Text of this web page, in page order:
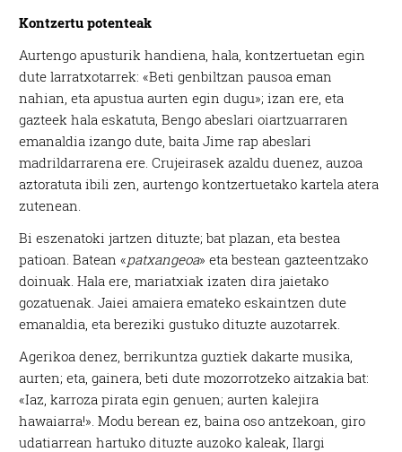
Kontzertu potenteak
Aurtengo apusturik handiena, hala, kontzertuetan egin
dute larratxotarrek: «Beti genbiltzan pausoa eman
nahian, eta apustua aurten egin dugu»; izan ere, eta
gazteek hala eskatuta, Bengo abeslari oiartzuarraren
emanaldia izango dute, baita Jime rap abeslari
madrildarrarena ere. Crujeirasek azaldu duenez, auzoa
aztoratuta ibili zen, aurtengo kontzertuetako kartela atera
zutenean.
Bi eszenatoki jartzen dituzte; bat plazan, eta bestea
patioan. Batean «patxangeoa» eta bestean gazteentzako
doinuak. Hala ere, mariatxiak izaten dira jaietako
gozatuenak. Jaiei amaiera emateko eskaintzen dute
emanaldia, eta bereziki gustuko dituzte auzotarrek.
Agerikoa denez, berrikuntza guztiek dakarte musika,
aurten; eta, gainera, beti dute mozorrotzeko aitzakia bat:
«Iaz, karroza pirata egin genuen; aurten kalejira
hawaiarra!». Modu berean ez, baina oso antzekoan, giro
udatiarrean hartuko dituzte auzoko kaleak, Ilargi